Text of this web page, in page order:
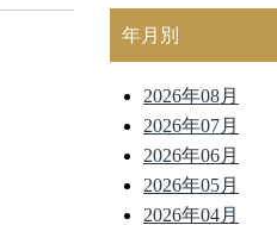
年月別
2026年08月
2026年07月
2026年06月
2026年05月
2026年04月